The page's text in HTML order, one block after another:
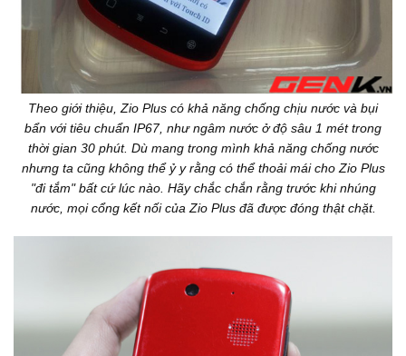
Theo giới thiệu, Zio Plus có khả năng chống chịu nước và bụi
bẩn với tiêu chuẩn IP67, như ngâm nước ở độ sâu 1 mét trong
thời gian 30 phút. Dù mang trong mình khả năng chống nước
nhưng ta cũng không thể ỷ y rằng có thể thoải mái cho Zio Plus
"đi tắm" bất cứ lúc nào. Hãy chắc chắn rằng trước khi nhúng
nước, mọi cổng kết nối của Zio Plus đã được đóng thật chặt.